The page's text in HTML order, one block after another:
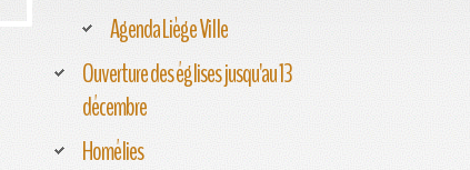
Agenda Liège Ville
Ouverture des églises jusqu'au 13
décembre
Homélies